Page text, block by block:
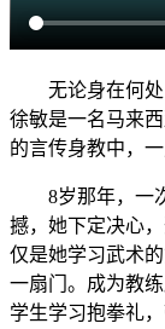
无论身在何处
徐敏是一名马来
的言传身教中，
8岁那年，一次
撼，她下定决心
仅是她学习武术
一扇门。成为教
学生学习抱拳礼